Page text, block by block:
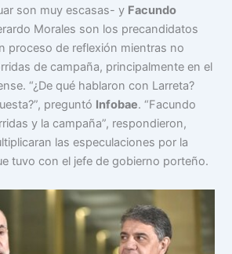
son muy escasas- y Facundo
Morales son los precandidatos
proceso de reflexión mientras no
de campaña, principalmente en el
“¿De qué hablaron con Larreta?
preguntó Infobae. “Facundo
y la campaña”, respondieron,
las especulaciones por la
tuvo con el jefe de gobierno porteño.